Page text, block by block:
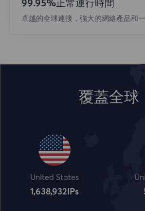
99.95%正常運行時間
卓越的全球連接，強大的網絡產品和一
覆蓋全球
United States
1,638,932 IPs